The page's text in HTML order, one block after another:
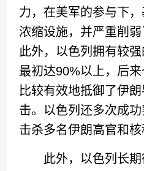
力，在美军的参与下
浓缩设施，并严重削弱
此外，以色列拥有较
最初达90%以上，后来
比较有效地抵御了伊
击。以色列还多次成功
击杀多名伊朗高官和核
此外，以色列长期